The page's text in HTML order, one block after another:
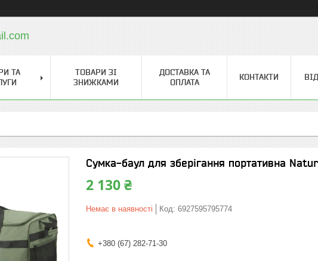
ТА
ТОВАРИ ЗІ
ЗНИЖКАМИ
ДОСТАВКА ТА
ОПЛАТА
КОНТАКТИ
Сумка-баул для зберігання портативна
2 130 ₴
Немає в наявності Код: 6927595795774
+380 (67) 282-71-30